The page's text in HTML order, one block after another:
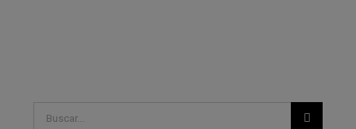
Buscar: